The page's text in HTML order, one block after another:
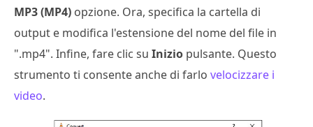
MP3 (MP4) opzione. Ora, specifica la cartella di
output e modifica l'estensione del nome del file in
".mp4". Infine, fare clic su Inizio pulsante. Questo
strumento ti consente anche di farlo velocizzare i
video.